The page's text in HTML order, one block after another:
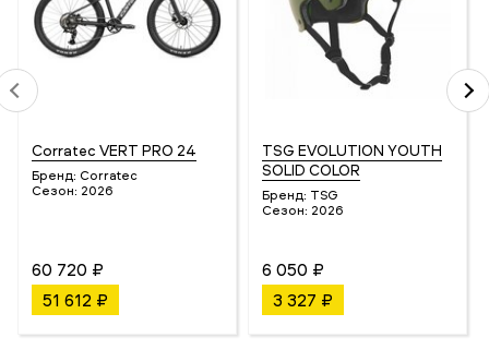
Corratec VERT PRO 24
Бренд: Corratec
Сезон: 2026
60 720 ₽
51 612 ₽
TSG EVOLUTION YOUTH
SOLID COLOR
Бренд: TSG
Сезон: 2026
6 050 ₽
3 327 ₽